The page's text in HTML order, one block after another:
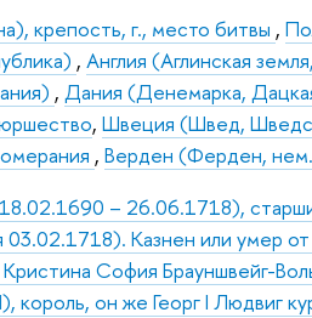
крепость, г., место битвы ,
,Англия (Аглинская
,Дания (Денемарка,
,Швеция (Швед,
,Верден (Ферден, нем.
– 26.06.1718),
03.02.1718). Казнен или умер
София Брауншвейг-
король, он же Георг I Людвиг